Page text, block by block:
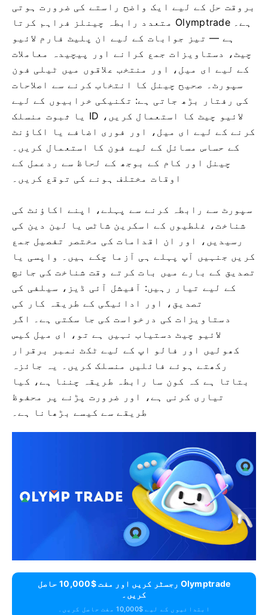
بروقت حل کے لیے ایک واضح راستے کی ضرورت ہوتی
ہے۔ Olymptrade متعدد رابطہ چینلز فراہم کرتا
ہے — تیز جوابات کے لیے ان پلیٹ فارم لائیو
چیٹ، دستاویزات جمع کرانے اور پیچیدہ معاملات
کے لیے ای میل، اور منتخب علاقوں میں ٹیلی فون
سپورٹ۔ صحیح چینل کا انتخاب کرنے سے اصلاحات
کی رفتار بڑھ جاتی ہے: تکنیکی خرابیوں کے لیے
لائیو چیٹ کا استعمال کریں، ID یا ثبوت منسلک
کرنے کے لیے ای میل، اور فوری اضافے یا اکاؤنٹ
کے حساس مسائل کے لیے فون کا استعمال کریں۔
چینل اور کام کے بوجھ کے لحاظ سے ردعمل کے
اوقات مختلف ہونے کی توقع کریں۔
سپورٹ سے رابطہ کرنے سے پہلے، اپنے اکاؤنٹ کی
شناخت، غلطیوں کے اسکرین شاٹس یا لین دین کی
رسیدیں، اور ان اقدامات کی مختصر تفصیل جمع
کریں جنہیں آپ پہلے ہی آزما چکے ہیں۔ واپسی یا
تصدیق کے بارے میں بات کرتے وقت شناخت کی جانچ
کے لیے تیار رہیں: آفیشل آئی ڈیز، سیلفی کی
تصدیق، اور ادائیگی کے طریقہ کار کی
دستاویزات کی درخواست کی جا سکتی ہے۔ اگر
لائیو چیٹ دستیاب نہیں ہے تو، ای میل کیس
کھولیں اور فالو اپ کے لیے ٹکٹ نمبر برقرار
رکھتے ہوئے فائلیں منسلک کریں۔ یہ جائزہ
بتاتا ہے کہ کون سا رابطہ طریقہ چننا ہے، کیا
تیاری کرنی ہے، اور ضرورت پڑنے پر محفوظ
طریقے سے کیسے بڑھانا ہے۔
Olymptrade رجسٹر کریں اور مفت $10,000 حاصل
کریں۔
ابتدائیوں کے لیے $10,000 مفت حاصل کریں۔